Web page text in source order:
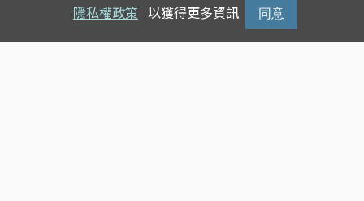
隱私權政策 以獲得更多資訊 同意